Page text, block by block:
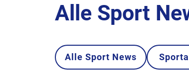
Alle Sport
Alle Sport News